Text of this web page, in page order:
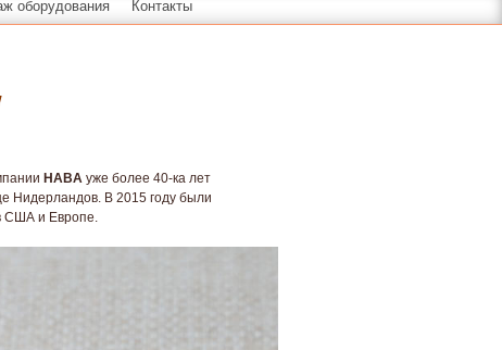
оборудования Контакты
HABA уже более 40-ка лет
Нидерландов. В 2015 году были
США и Европе.